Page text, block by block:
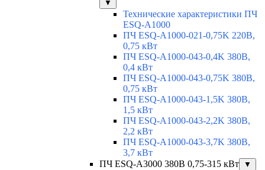
▼
Технические характеристики ПЧ
ESQ-A1000
ПЧ ESQ-A1000-021-0,75K 220В,
0,75 кВт
ПЧ ESQ-A1000-043-0,4K 380В,
0,4 кВт
ПЧ ESQ-A1000-043-0,75K 380В,
0,75 кВт
ПЧ ESQ-A1000-043-1,5K 380В,
1,5 кВт
ПЧ ESQ-A1000-043-2,2K 380В,
2,2 кВт
ПЧ ESQ-A1000-043-3,7K 380В,
3,7 кВт
ПЧ ESQ-A3000 380В 0,75-315 кВт
▼